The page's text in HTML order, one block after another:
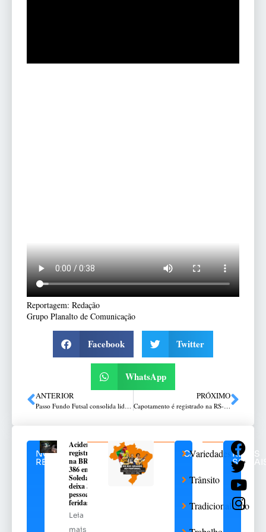
Reportagem: Redação
Grupo Planalto de Comunicação
Facebook Twitter
WhatsApp
ANTERIOR
Passo Fundo Futsal consolida liderança do Gauchão
PRÓXIMO
Capotamento é registrado na RS-463 entre Coxilha e Tapejara
NOTÍCIAS
RELACIONADAS
Acidente
registrado
na BR-
386 em
Soledade
deixa 3
pessoas
feridas
Leia
mais
CATEGORIAS
Variedades
Trânsito
Tradicionalismo
REDES